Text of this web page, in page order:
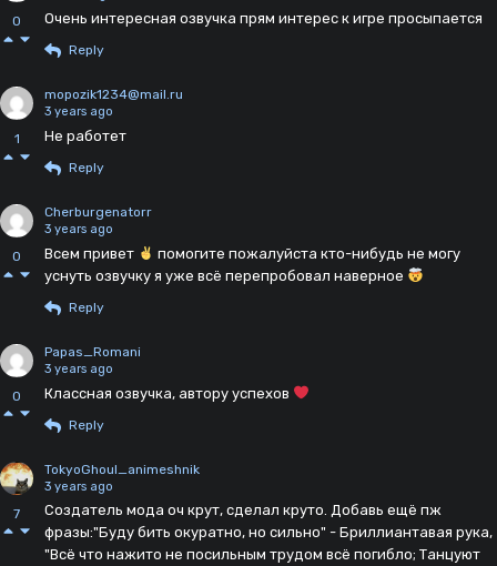
0 Очень интересная озвучка прям интерес к игре просыпается
Reply
1
mopozik1234@mail.ru
3 years ago
Не работет
Reply
0
Cherburgenatorr
3 years ago
Всем привет
помогите пожалуйста кто-нибудь не могу
уснуть озвучку я уже всё перепробовал наверное
Reply
0
Papas_Romani
3 years ago
Классная озвучка, автору успехов
Reply
7
TokyoGhoul_animeshnik
3 years ago
Создатель мода оч крут, сделал круто. Добавь ещё пж
фразы:"Буду бить окуратно, но сильно" - Бриллиантавая рука,
"Всё что нажито не посильным трудом всё погибло; Танцуют